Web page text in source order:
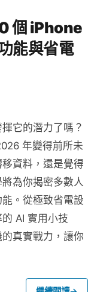
個 iPhone
能與省電
它的潛力了嗎？
年變得前所未
資料，還是覺得
為你揭密多數人
。從極致省電設
AI 實用小技
真實戰力，讓你